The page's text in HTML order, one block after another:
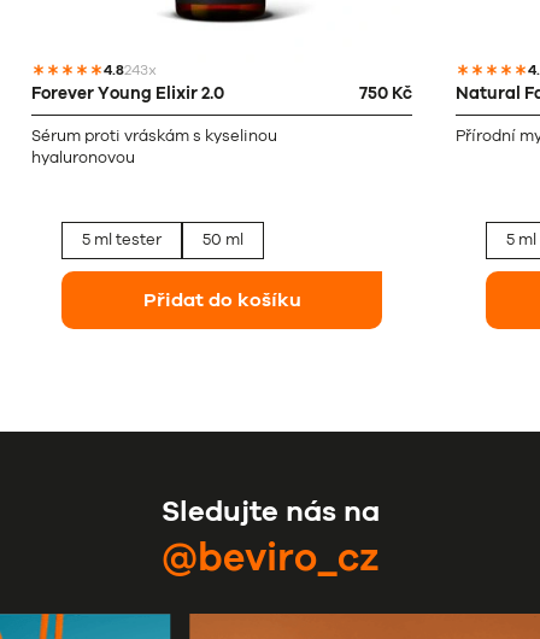
4.8243x
Forever Young Elixir 2.0 750 Kč
Sérum proti vráskám s kyselinou
hyaluronovou
5 ml tester 50 ml
Přidat do košíku
Natural
Přírodní
5
Sledujte nás na
@beviro_cz